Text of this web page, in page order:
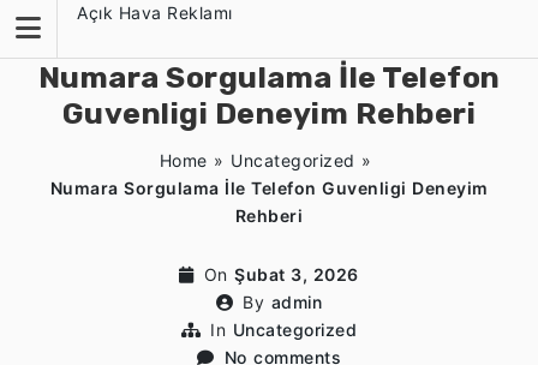
content
Açık Hava Reklamı
Numara Sorgulama İle Telefon
Guvenligi Deneyim Rehberi
Home » Uncategorized »
Numara Sorgulama İle Telefon Guvenligi Deneyim
Rehberi
On Şubat 3, 2026
By admin
In Uncategorized
No comments